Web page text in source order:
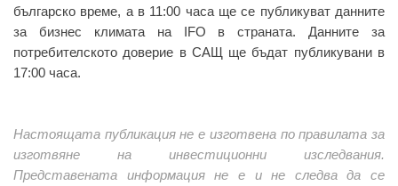
българско време, а в 11:00 часа ще се публикуват данните
за бизнес климата на IFO в страната. Данните за
потребителското доверие в САЩ ще бъдат публикувани в
17:00 часа.
Настоящата публикация не е изготвена по правилата за
изготвяне на инвестиционни изследвания.
Представената информация не е и не следва да се